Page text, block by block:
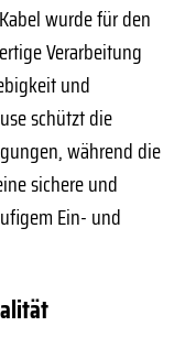
wurde für den
Verarbeitung
und
schützt die
während die
sichere und
Ein- und